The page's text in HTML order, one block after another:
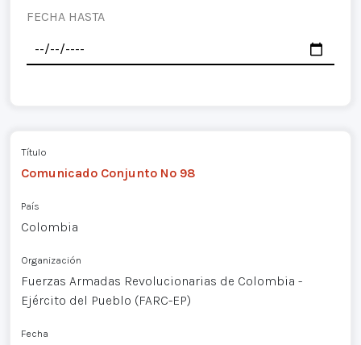
FECHA HASTA
Título
Comunicado Conjunto Nº 98
País
Colombia
Organización
Fuerzas Armadas Revolucionarias de Colombia -
Ejército del Pueblo (FARC-EP)
Fecha